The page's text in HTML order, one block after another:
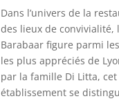
Dans l’univers de la
des lieux de convivialité,
Barabaar figure parmi
les plus appréciés de
par la famille Di Litta, cet
établissement se